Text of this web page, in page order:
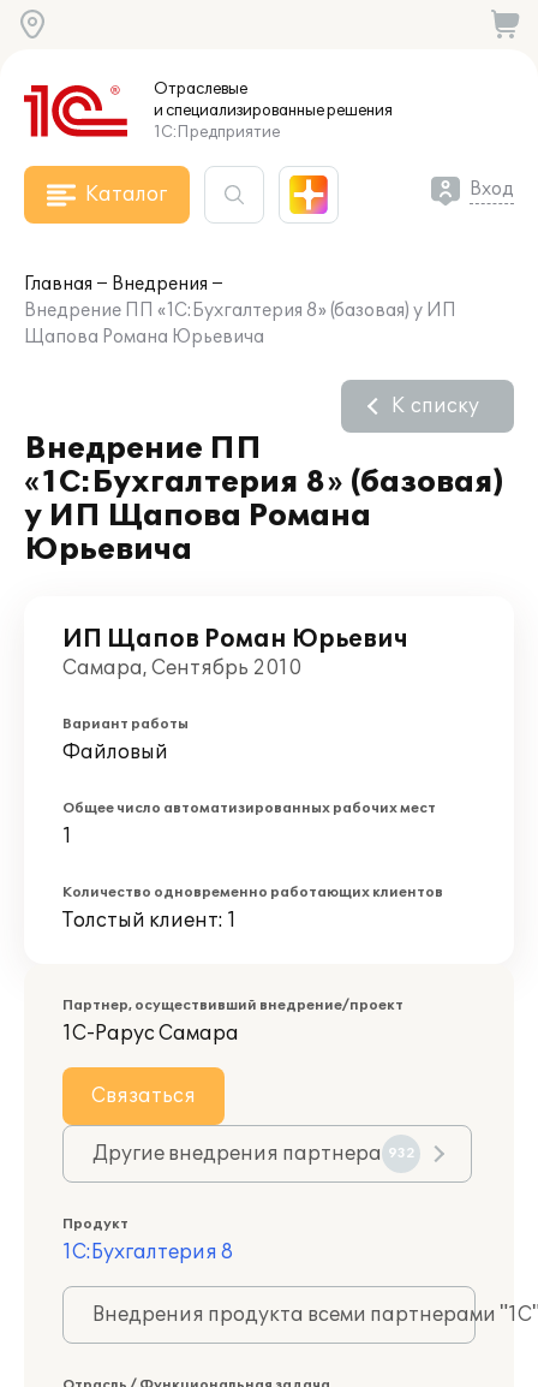
Отраслевые
и специализированныерешения
1С:Предприятие
Каталог Вход
Главная
Внедрения
Внедрение ПП «1С:Бухгалтерия 8» (базовая) у ИП
Щапова Романа Юрьевича
Внедрение ПП
«1С:Бухгалтерия 8» (базовая)
у ИП Щапова Романа
Юрьевича
К списку
ИП Щапов Роман Юрьевич
Самара, Сентябрь 2010
Вариант работы
Файловый
Общее число автоматизированных рабочих мест
1
Количество одновременно работающих клиентов
Толстый клиент: 1
Партнер, осуществивший внедрение/проект
1С-Рарус Самара
Связаться
Другие внедрения партнера 932
Продукт
1С:Бухгалтерия 8
Внедрения продукта всеми партнерами